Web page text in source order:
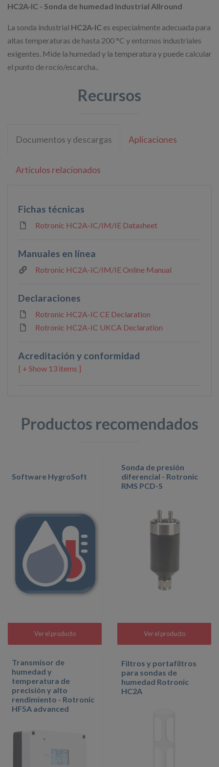
HC2A-IC - Sonda de humedad industrial Allround
La sonda industrial HC2A-IC es especialmente adecuada para
altas temperaturas de hasta 200 °C y entornos industriales
exigentes. Mide la humedad y la temperatura y puede calcular
el punto de rocío/escarcha..
Recursos
Documentos y descargas Aplicaciones
Artículos relacionados
Fichas técnicas
Rotronic HC2A-IC/IM/IE Datasheet
Manuales en línea
Rotronic HC2A-IC/IM/IE Online Manual
Declaraciones
Rotronic HC2A-IC CE Declaration
Rotronic HC2A-IC UKCA Declaration
Acreditación y conformidad
13 items ]
Productos recomendados
Software HygroSoft
Ver el producto
Sonda de presión
diferencial - Rotronic
RMS PCD-S
Ver el producto
Transmisor de
humedad y
temperatura de
precisión y alto
rendimiento - Rotronic
HF5A advanced
Filtros y portafiltros
para sondas de
humedad Rotronic
HC2A